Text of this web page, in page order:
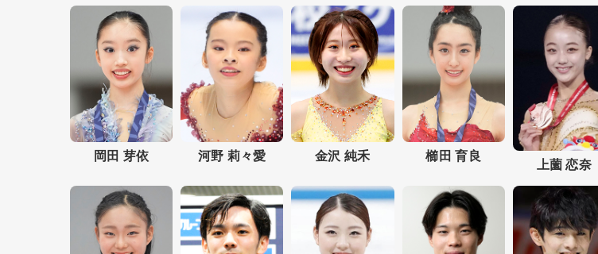
岡田 芽依 河野 莉々愛 金沢 純禾 櫛田 育良 上薗 恋奈